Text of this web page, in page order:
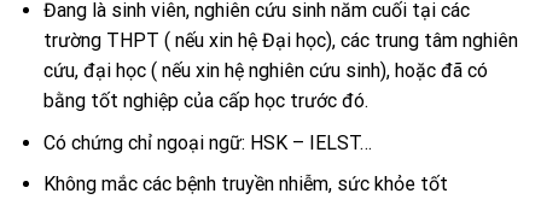
Đang là sinh viên, nghiên cứu sinh năm cuối tại các
trường THPT ( nếu xin hệ Đại học), các trung tâm nghiên
cứu, đại học ( nếu xin hệ nghiên cứu sinh), hoặc đã có
bằng tốt nghiệp của cấp học trước đó.
Có chứng chỉ ngoại ngữ: HSK – IELST…
Không mắc các bệnh truyền nhiễm, sức khỏe tốt